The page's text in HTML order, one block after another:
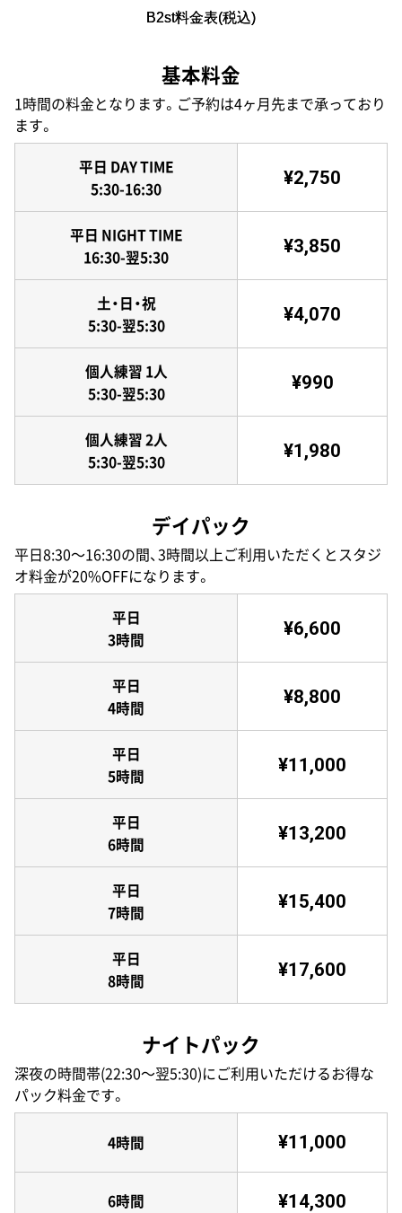
B2st料金表(税込)
基本料金
1時間の料金となります。ご予約は4ヶ月先まで承っており
ます。
平日 DAY TIME
5:30-16:30
¥2,750
平日 NIGHT TIME
16:30-翌5:30
¥3,850
土・日・祝
5:30-翌5:30
¥4,070
個人練習 1人
5:30-翌5:30
¥990
個人練習 2人
5:30-翌5:30
¥1,980
デイパック
平日8:30〜16:30の間、3時間以上ご利用いただくとスタジ
オ料金が20%OFFになります。
平日
3時間
¥6,600
平日
4時間
¥8,800
平日
5時間
¥11,000
平日
6時間
¥13,200
平日
7時間
¥15,400
平日
8時間
¥17,600
ナイトパック
深夜の時間帯(22:30〜翌5:30)にご利用いただけるお得な
パック料金です。
4時間 ¥11,000
6時間 ¥14,300